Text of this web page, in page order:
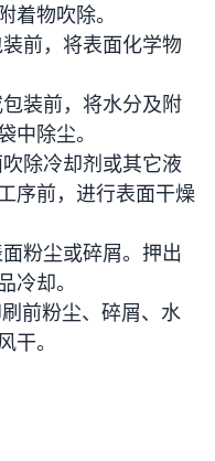
着物吹除。
前，将表面化学物
装前，将水分及附
中除尘。
除冷却剂或其它液
序前，进行表面干燥
粉尘或碎屑。押出
冷却。
前粉尘、碎屑、水
干。